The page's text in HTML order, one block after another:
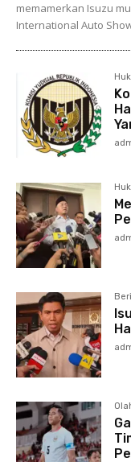
memamerkan Isuzu
International Auto